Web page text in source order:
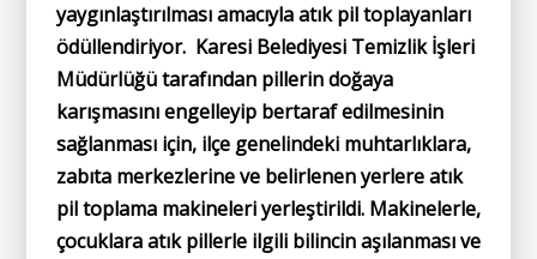
yaygınlaştırılması amacıyla atık pil toplayanları
ödüllendiriyor. Karesi Belediyesi Temizlik İşleri
Müdürlüğü tarafından pillerin doğaya
karışmasını engelleyip bertaraf edilmesinin
sağlanması için, ilçe genelindeki muhtarlıklara,
zabıta merkezlerine ve belirlenen yerlere atık
pil toplama makineleri yerleştirildi. Makinelerle,
çocuklara atık pillerle ilgili bilincin aşılanması ve